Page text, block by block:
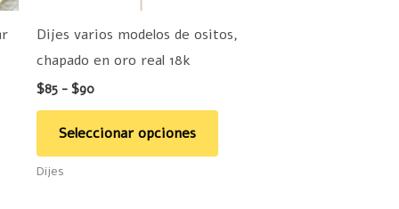
producto
Dijes varios modelos de ositos,
chapado en oro real 18k
$85 - $90
Seleccionar opciones
elegir
Dijes